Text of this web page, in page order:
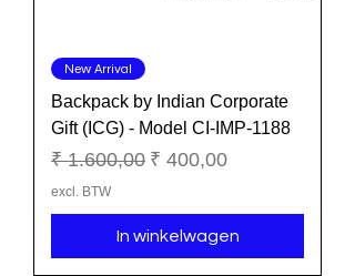
New Arrival
Backpack by Indian Corporate
Gift (ICG) - Model CI-IMP-1188
Normale prijs
₹ 1.600,00 Verkoopprijs
₹ 400,00
excl. BTW
In winkelwagen